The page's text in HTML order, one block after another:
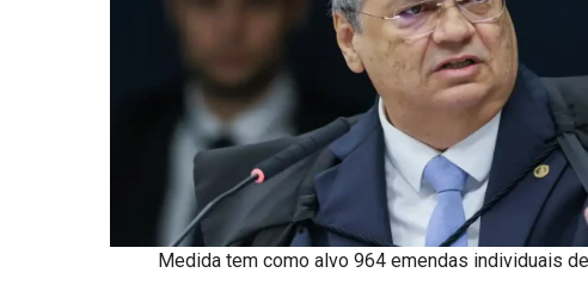
Medida tem como alvo 964 emendas individuais